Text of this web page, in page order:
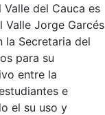
del Cauca es
Jorge Garcés
la Secretaria del
para su
entre la
e
el su uso y